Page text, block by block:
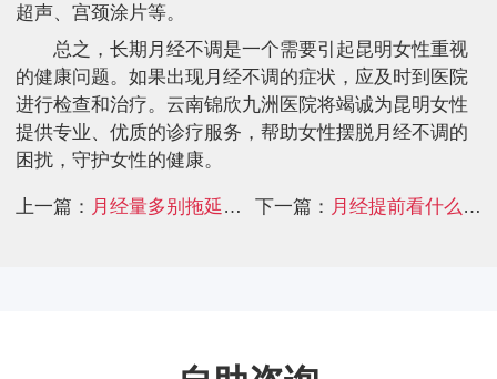
超声、宫颈涂片等。
总之，长期月经不调是一个需要引起昆明女性重视
的健康问题。如果出现月经不调的症状，应及时到医院
进行检查和治疗。云南锦欣九洲医院将竭诚为昆明女性
提供专业、优质的诊疗服务，帮助女性摆脱月经不调的
困扰，守护女性的健康。
上一篇： 月经量多别拖延，昆明妇科医院实力强
下一篇： 月经提前看什么医